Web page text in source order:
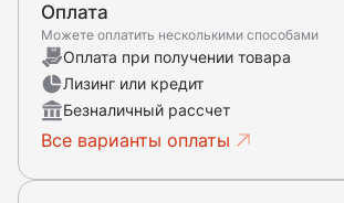
Оплата
Можете оплатить несколькими способами
Оплата при получении товара
Лизинг или кредит
Безналичный рассчет
Все варианты оплаты